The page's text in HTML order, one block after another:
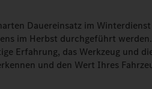
Dauereinsatz im
im Herbst durchgeführt
Erfahrung, das Werkzeug und
und den Wert Ihres